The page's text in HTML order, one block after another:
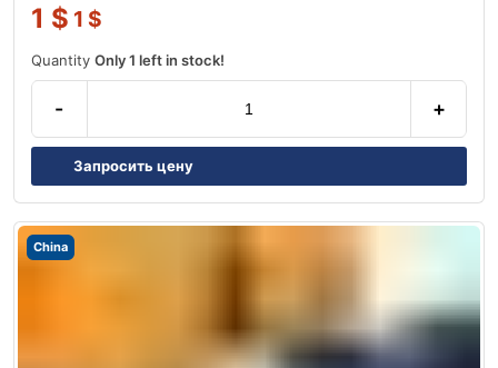
1 $ 1 $
Quantity Only 1 left in stock!
- +
Запросить цену
China